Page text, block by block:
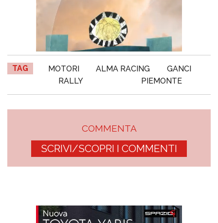
TAG MOTORI ALMA RACING
GANCI
RALLY
PIEMONTE
COMMENTA
SCRIVI/SCOPRI I COMMENTI